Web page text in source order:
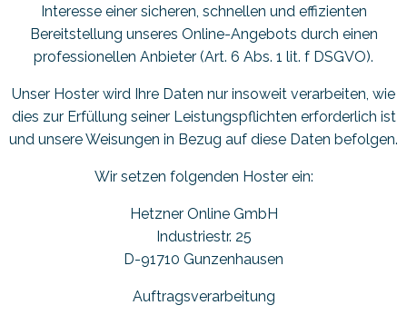
Interesse einer sicheren, schnellen und effizienten
Bereitstellung unseres Online-Angebots durch einen
professionellen Anbieter (Art. 6 Abs. 1 lit. f DSGVO).
Unser Hoster wird Ihre Daten nur insoweit verarbeiten, wie
dies zur Erfüllung seiner Leistungspflichten erforderlich ist
und unsere Weisungen in Bezug auf diese Daten befolgen.
Wir setzen folgenden Hoster ein:
Hetzner Online GmbH
Industriestr. 25
D-91710 Gunzenhausen
Auftragsverarbeitung